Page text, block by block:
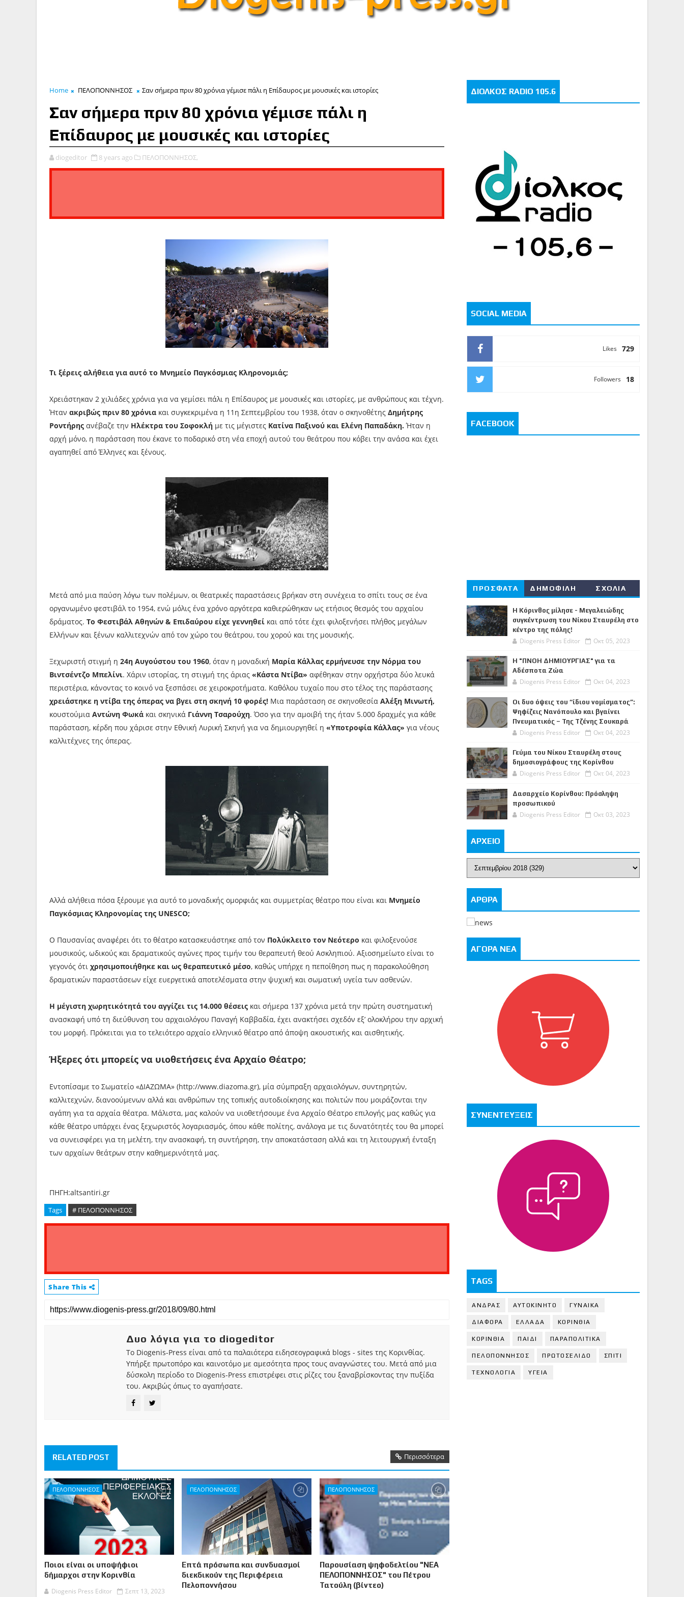
Home ΠΕΛΟΠΟΝΝΗΣΟΣ Σαν σήμερα πριν 80 χρόνια γέμισε πάλι η Επίδαυρος με μουσικές και ιστορίες
Σαν σήμερα πριν 80 χρόνια γέμισε πάλι η
Επίδαυρος με μουσικές και ιστορίες
diogeditor 8 years ago ΠΕΛΟΠΟΝΝΗΣΟΣ,
Τι ξέρεις αλήθεια για αυτό το Μνημείο Παγκόσμιας Κληρονομιάς;
Χρειάστηκαν 2 χιλιάδες χρόνια για να γεμίσει πάλι η Επίδαυρος με μουσικές και ιστορίες, με ανθρώπους και τέχνη.
Ήταν ακριβώς πριν 80 χρόνια και συγκεκριμένα η 11η Σεπτεμβρίου του 1938, όταν ο σκηνοθέτης Δημήτρης
Ροντήρης ανέβαζε την Ηλέκτρα του Σοφοκλή με τις μέγιστες Κατίνα Παξινού και Ελένη Παπαδάκη. Ήταν η
αρχή μόνο, η παράσταση που έκανε το ποδαρικό στη νέα εποχή αυτού του θεάτρου που κόβει την ανάσα και έχει
αγαπηθεί από Έλληνες και ξένους.
Μετά από μια παύση λόγω των πολέμων, οι θεατρικές παραστάσεις βρήκαν στη συνέχεια το σπίτι τους σε ένα
οργανωμένο φεστιβάλ το 1954, ενώ μόλις ένα χρόνο αργότερα καθιερώθηκαν ως ετήσιος θεσμός του αρχαίου
δράματος. Το Φεστιβάλ Αθηνών & Επιδαύρου είχε γεννηθεί και από τότε έχει φιλοξενήσει πλήθος μεγάλων
Ελλήνων και ξένων καλλιτεχνών από τον χώρο του θεάτρου, του χορού και της μουσικής.
Ξεχωριστή στιγμή η 24η Αυγούστου του 1960, όταν η μοναδική Μαρία Κάλλας ερμήνευσε την Νόρμα του
Βιντσέντζο Μπελίνι. Χάριν ιστορίας, τη στιγμή της άριας «Κάστα Ντίβα» αφέθηκαν στην ορχήστρα δύο λευκά
περιστέρια, κάνοντας το κοινό να ξεσπάσει σε χειροκροτήματα. Καθόλου τυχαίο που στο τέλος της παράστασης
χρειάστηκε η ντίβα της όπερας να βγει στη σκηνή 10 φορές! Μια παράσταση σε σκηνοθεσία Αλέξη Μινωτή,
κουστούμια Αντώνη Φωκά και σκηνικά Γιάννη Τσαρούχη. Όσο για την αμοιβή της ήταν 5.000 δραχμές για κάθε
παράσταση, κέρδη που χάρισε στην Εθνική Λυρική Σκηνή για να δημιουργηθεί η «Υποτροφία Κάλλας» για νέους
καλλιτέχνες της όπερας.
Αλλά αλήθεια πόσα ξέρουμε για αυτό το μοναδικής ομορφιάς και συμμετρίας θέατρο που είναι και Μνημείο
Παγκόσμιας Κληρονομίας της UNESCO;
Ο Παυσανίας αναφέρει ότι το θέατρο κατασκευάστηκε από τον Πολύκλειτο τον Νεότερο και φιλοξενούσε
μουσικούς, ωδικούς και δραματικούς αγώνες προς τιμήν του θεραπευτή θεού Ασκληπιού. Αξιοσημείωτο είναι το
γεγονός ότι χρησιμοποιήθηκε και ως θεραπευτικό μέσο, καθώς υπήρχε η πεποίθηση πως η παρακολούθηση
δραματικών παραστάσεων είχε ευεργετικά αποτελέσματα στην ψυχική και σωματική υγεία των ασθενών.
Η μέγιστη χωρητικότητά του αγγίζει τις 14.000 θέσεις και σήμερα 137 χρόνια μετά την πρώτη συστηματική
ανασκαφή υπό τη διεύθυνση του αρχαιολόγου Παναγή Καββαδία, έχει ανακτήσει σχεδόν εξ’ ολοκλήρου την αρχική
του μορφή. Πρόκειται για το τελειότερο αρχαίο ελληνικό θέατρο από άποψη ακουστικής και αισθητικής.
Ήξερες ότι μπορείς να υιοθετήσεις ένα Αρχαίο Θέατρο;
Εντοπίσαμε το Σωματείο «ΔΙΑΖΩΜΑ» (http://www.diazoma.gr), μία σύμπραξη αρχαιολόγων, συντηρητών,
καλλιτεχνών, διανοούμενων αλλά και ανθρώπων της τοπικής αυτοδιοίκησης και πολιτών που μοιράζονται την
αγάπη για τα αρχαία θέατρα. Μάλιστα, μας καλούν να υιοθετήσουμε ένα Αρχαίο Θέατρο επιλογής μας καθώς για
κάθε θέατρο υπάρχει ένας ξεχωριστός λογαριασμός, όπου κάθε πολίτης, ανάλογα με τις δυνατότητές του θα μπορεί
να συνεισφέρει για τη μελέτη, την ανασκαφή, τη συντήρηση, την αποκατάσταση αλλά και τη λειτουργική ένταξη
των αρχαίων θεάτρων στην καθημερινότητά μας.
ΠΗΓΗ:altsantiri.gr
Tags # ΠΕΛΟΠΟΝΝΗΣΟΣ
Share This
Δυο λόγια για το diogeditor
Το Diogenis-Press είναι από τα παλαιότερα ειδησεογραφικά blogs - sites της Κορινθίας.
Υπήρξε πρωτοπόρο και καινοτόμο με αμεσότητα προς τους αναγνώστες του. Μετά από μια
δύσκολη περίοδο το Diogenis-Press επιστρέφει στις ρίζες του ξαναβρίσκοντας την πυξίδα
του. Ακριβώς όπως το αγαπήσατε.
RELATED POST Περισσότερα
ΠΕΛΟΠΟΝΝΗΣΟΣ
Ποιοι είναι οι υποψήφιοι
δήμαρχοι στην Κορινθία
Diogenis Press Editor
Σεπτ 13, 2023
ΠΕΛΟΠΟΝΝΗΣΟΣ
Επτά πρόσωπα και συνδυασμοί
διεκδικούν της Περιφέρεια
Πελοποννήσου
ΠΕΛΟΠΟΝΝΗΣΟΣ
Παρουσίαση ψηφοδελτίου "ΝΕΑ
ΠΕΛΟΠΟΝΝΗΣΟΣ" του Πέτρου
Τατούλη (βίντεο)
ΔΙΟΛΚΟΣ RADIO 105.6
SOCIAL MEDIA
729
Likes
18
Followers
FACEBOOK
ΠΡΟΣΦΑΤΑ ΔΗΜΟΦΙΛΗ ΣΧΟΛΙΑ
Η Κόρινθος μίλησε - Μεγαλειώδης
συγκέντρωση του Νίκου Σταυρέλη στο
κέντρο της πόλης!
Diogenis Press Editor Οκτ 05, 2023
Η "ΠΝΟΗ ΔΗΜΙΟΥΡΓΙΑΣ" για τα
Αδέσποτα Ζώα
Diogenis Press Editor Οκτ 04, 2023
Οι δυο όψεις του “ίδιου νομίσματος”:
Ψηφίζεις Νανόπουλο και βγαίνει
Πνευματικός – Της Τζένης Σουκαρά
Diogenis Press Editor Οκτ 04, 2023
Γεύμα του Νίκου Σταυρέλη στους
δημοσιογράφους της Κορίνθου
Diogenis Press Editor Οκτ 04, 2023
Δασαρχείο Κορίνθου: Πρόσληψη
προσωπικού
Diogenis Press Editor Οκτ 03, 2023
ΑΡΧΕΙΟ
ΑΡΘΡΑ
ΑΓΟΡΑ ΝΕΑ
ΣΥΝΕΝΤΕΥΞΕΙΣ
TAGS
ΑΝΔΡΑΣ ΑΥΤΟΚΙΝΗΤΟ ΓΥΝΑΙΚΑ
ΔΙΑΦΟΡΑ ΕΛΛΑΔΑ ΚΟΡΙΝΘΙΑ
ΚΟΡΙΝΘΙA ΠΑΙΔΙ ΠΑΡΑΠΟΛΙΤΙΚΑ
ΠΕΛΟΠΟΝΝΗΣΟΣ ΠΡΩΤΟΣΕΛΙΔΟ ΣΠΙΤΙ
ΤΕΧΝΟΛΟΓΙΑ ΥΓΕΙΑ